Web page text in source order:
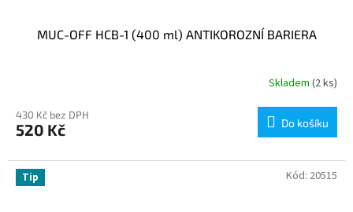
MUC-OFF HCB-1 (400 ml) ANTIKOROZNÍ BARIERA
Skladem (2 ks)
430 Kč bez DPH
520 Kč Do košíku
Tip Kód: 20515